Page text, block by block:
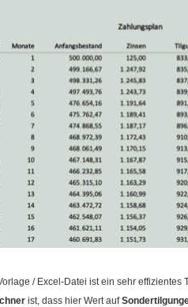
/ Excel-Datei ist ein sehr effizientes
ist, dass hier Wert auf